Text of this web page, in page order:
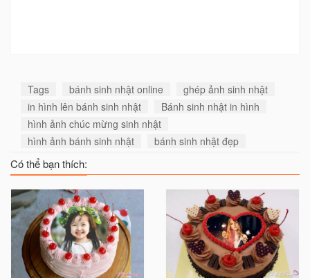
Tags bánh sinh nhật online
ghép ảnh sinh nhật
in hình lên bánh sinh nhật
Bánh sinh nhật in hình
hình ảnh chúc mừng sinh nhật
hình ảnh bánh sinh nhật
bánh sinh nhật đẹp
Có thể bạn thích: